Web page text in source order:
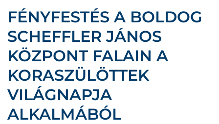
FÉNYFESTÉS A BOLDOG
SCHEFFLER JÁNOS
KÖZPONT FALAIN A
KORASZÜLÖTTEK
VILÁGNAPJA
ALKALMÁBÓL